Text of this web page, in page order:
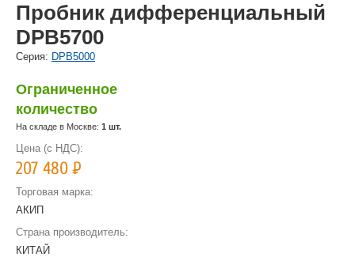
Пробник дифференциальный
DPB5700
Cерия: DPB5000
Ограниченное
количество
На складе в Москве: 1 шт.
Цена (с НДС):
207 480Р
Торговая марка:
АКИП
Страна производитель:
КИТАЙ